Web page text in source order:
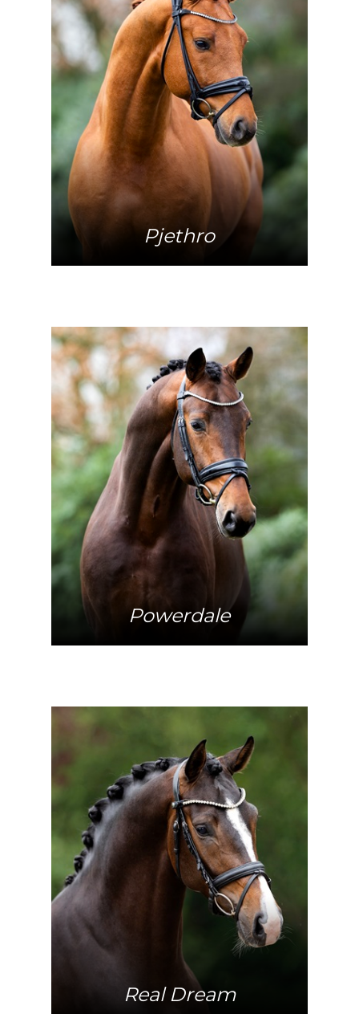
Mehr Info
Pjethro
Mehr Info
Powerdale
Mehr Info
Real Dream